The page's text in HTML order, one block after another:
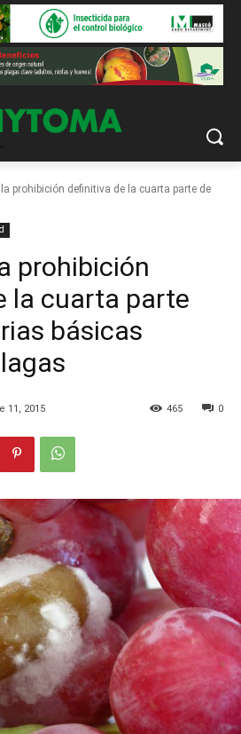
la prohibición definitiva de la cuarta parte de
prohibición
la cuarta parte
básicas
11, 2015 0
465